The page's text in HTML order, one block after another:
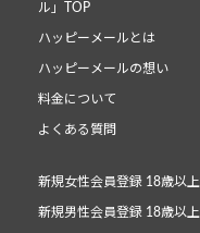
ル」TOP
ハッピーメールとは
ハッピーメールの想い
料金について
よくある質問
新規女性会員登録 18歳以上
新規男性会員登録 18歳以上